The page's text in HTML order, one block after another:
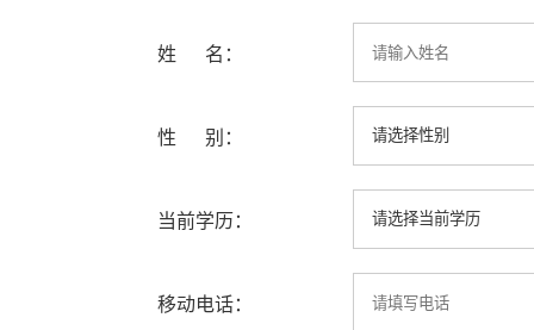
姓 名：
性 别：
当前学历：
移动电话：